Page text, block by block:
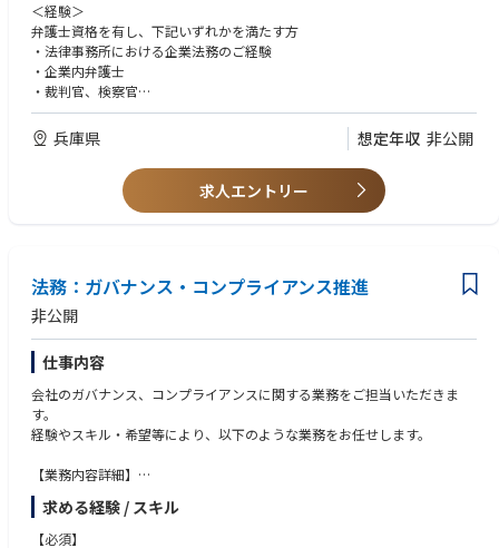
＜経験＞
弁護士資格を有し、下記いずれかを満たす方
・法律事務所における企業法務のご経験
・企業内弁護士
・裁判官、検察官
＜歓迎スキル＞
・ビジネスレベルで英語が活用できる（TOEIC：800点目安・読み書き、
・プロジェクトマネジメントスキル
兵庫県 想定年収 非公開
求人エントリー
法務：ガバナンス・コンプライアンス推進
非公開
仕事内容
会社のガバナンス、コンプライアンスに関する業務をご担当いただきま
す。
経験やスキル・希望等により、以下のような業務をお任せします。
【業務内容詳細】
・コンプライアンス遵守のための体制整備・ルールづくり（各種規程策定
等）と運営
・各種法規・法令の把握と社内展開、教育啓蒙
求める経験 / スキル
【必須】